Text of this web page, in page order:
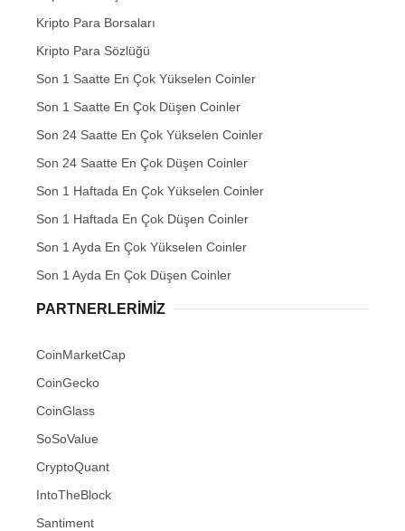
Kripto Para Borsaları
Kripto Para Sözlüğü
Son 1 Saatte En Çok Yükselen Coinler
Son 1 Saatte En Çok Düşen Coinler
Son 24 Saatte En Çok Yükselen Coinler
Son 24 Saatte En Çok Düşen Coinler
Son 1 Haftada En Çok Yükselen Coinler
Son 1 Haftada En Çok Düşen Coinler
Son 1 Ayda En Çok Yükselen Coinler
Son 1 Ayda En Çok Düşen Coinler
PARTNERLERIMIZ
CoinMarketCap
CoinGecko
CoinGlass
SoSoValue
CryptoQuant
IntoTheBlock
Santiment